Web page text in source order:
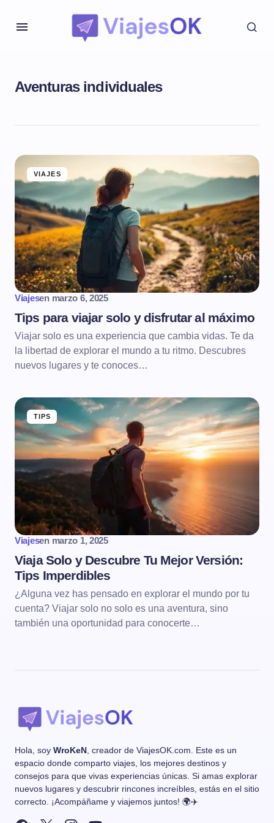
Aventuras individuales
VIAJES
Viajesen marzo 6, 2025
Tips para viajar solo y disfrutar al máximo
Viajar solo es una experiencia que cambia vidas. Te da
la libertad de explorar el mundo a tu ritmo. Descubres
nuevos lugares y te conoces…
TIPS
Viajesen marzo 1, 2025
Viaja Solo y Descubre Tu Mejor Versión:
Tips Imperdibles
¿Alguna vez has pensado en explorar el mundo por tu
cuenta? Viajar solo no solo es una aventura, sino
también una oportunidad para conocerte…
Hola, soy WroKeN , creador de ViajesOK.com. Este es un
espacio donde comparto viajes, los mejores destinos y
consejos para que vivas experiencias únicas. Si amas explorar
nuevos lugares y descubrir rincones increíbles, estás en el sitio
correcto. ¡Acompáñame y viajemos juntos! 🌍✈️